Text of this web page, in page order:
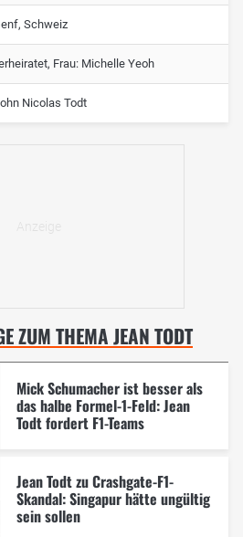
Schweiz
Frau: Michelle Yeoh
Nicolas Todt
ZUM THEMA JEAN TODT
Mick Schumacher ist besser als
das halbe Formel-1-Feld: Jean
Todt fordert F1-Teams
Jean Todt zu Crashgate-F1-
Skandal: Singapur hätte ungültig
sein sollen